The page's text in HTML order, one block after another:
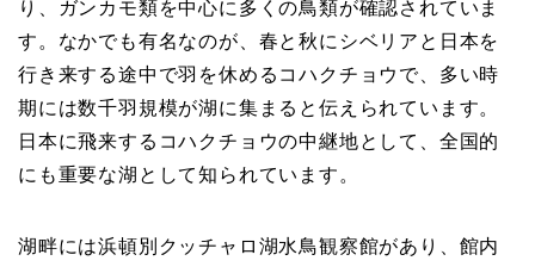
り、ガンカモ類を中心に多くの鳥類が確認されていま
す。なかでも有名なのが、春と秋にシベリアと日本を
行き来する途中で羽を休めるコハクチョウで、多い時
期には数千羽規模が湖に集まると伝えられています。
日本に飛来するコハクチョウの中継地として、全国的
にも重要な湖として知られています。
湖畔には浜頓別クッチャロ湖水鳥観察館があり、館内